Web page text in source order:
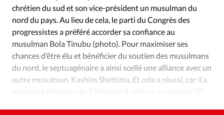
Société
Tour du monde des Eglises
Trait d'Ixène
Vécu
Vie Intérieure
chrétien du sud et son vice-président un musulman du
nord du pays. Au lieu de cela, le parti du Congrès des
progressistes a préféré accorder sa confiance au
musulman Bola Tinubu (photo). Pour maximiser ses
chances d’être élu et bénéficier du soutien des musulmans
du nord, le septuagénaire a ainsi scellé une alliance avec un
autre musulman, Kashim Shettima. Et cela a réussi, car il a
remporté l’élection du 25 février. Il prêtera serment le 29